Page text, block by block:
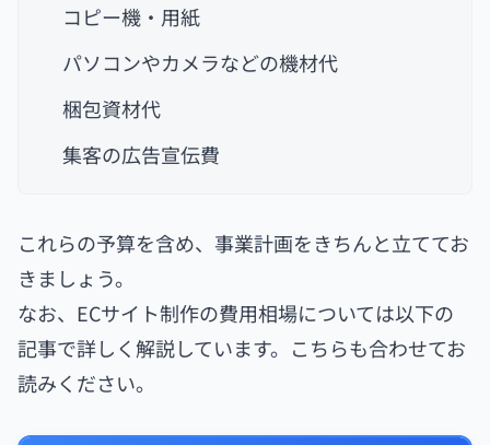
コピー機・用紙
パソコンやカメラなどの機材代
梱包資材代
集客の広告宣伝費
これらの予算を含め、事業計画をきちんと立ててお
きましょう。
なお、ECサイト制作の費用相場については以下の
記事で詳しく解説しています。こちらも合わせてお
読みください。